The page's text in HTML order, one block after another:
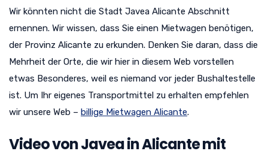
Wir könnten nicht die Stadt Javea Alicante Abschnitt
ernennen. Wir wissen, dass Sie einen Mietwagen benötigen,
der Provinz Alicante zu erkunden. Denken Sie daran, dass die
Mehrheit der Orte, die wir hier in diesem Web vorstellen
etwas Besonderes, weil es niemand vor jeder Bushaltestelle
ist. Um Ihr eigenes Transportmittel zu erhalten empfehlen
wir unsere Web – billige Mietwagen Alicante.
Video von Javea in Alicante mit